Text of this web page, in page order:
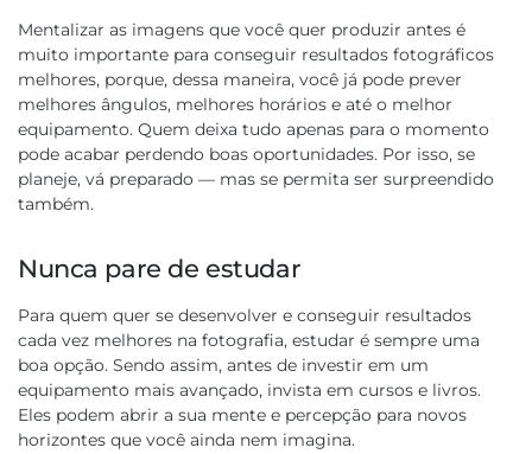
Mentalizar as imagens que você quer produzir antes é
muito importante para conseguir resultados fotográficos
melhores, porque, dessa maneira, você já pode prever
melhores ângulos, melhores horários e até o melhor
equipamento. Quem deixa tudo apenas para o momento
pode acabar perdendo boas oportunidades. Por isso, se
planeje, vá preparado — mas se permita ser surpreendido
também.
Nunca pare de estudar
Para quem quer se desenvolver e conseguir resultados
cada vez melhores na fotografia, estudar é sempre uma
boa opção. Sendo assim, antes de investir em um
equipamento mais avançado, invista em cursos e livros.
Eles podem abrir a sua mente e percepção para novos
horizontes que você ainda nem imagina.